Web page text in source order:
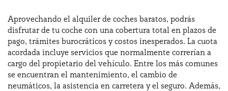
ELIGE UN PAÍS
¿Necesitas ayuda? +34672028071
Aprovechando el alquiler de coches baratos, podrás
disfrutar de tu coche con una cobertura total en plazos de
pago, trámites burocráticos y costos inesperados. La cuota
acordada incluye servicios que normalmente correrían a
cargo del propietario del vehículo. Entre los más comunes
se encuentran el mantenimiento, el cambio de
neumáticos, la asistencia en carretera y el seguro. Además,